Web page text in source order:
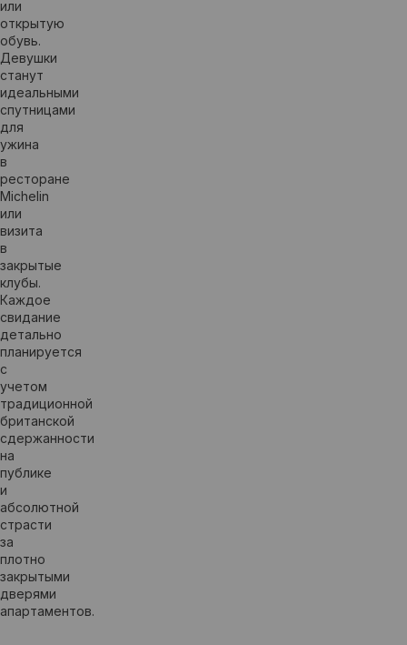
или
открытую
обувь.
Девушки
станут
идеальными
спутницами
для
ужина
в
ресторане
Michelin
или
визита
в
закрытые
клубы.
Каждое
свидание
детально
планируется
с
учетом
традиционной
британской
сдержанности
на
публике
и
абсолютной
страсти
за
плотно
закрытыми
дверями
апартаментов.